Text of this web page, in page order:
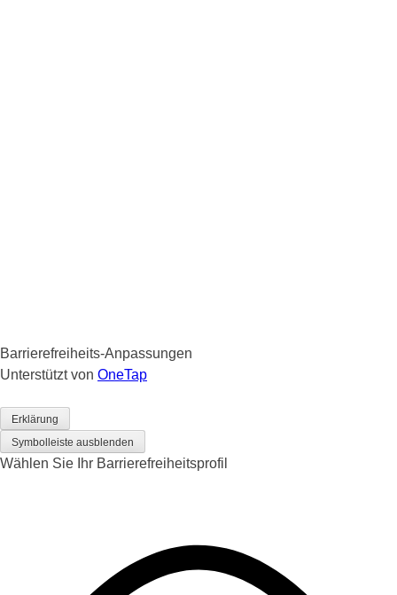
Barrierefreiheits-Anpassungen
Unterstützt von OneTap
Erklärung
Symbolleiste ausblenden
Wählen Sie Ihr Barrierefreiheitsprofil